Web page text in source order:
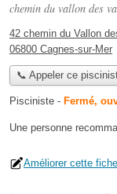
chemin du vallon des
42 chemin du Vallon
06800 Cagnes-sur-Mer
📞 Appeler ce
Pisciniste - Fermé,
Une personne
Améliorer cette fiche